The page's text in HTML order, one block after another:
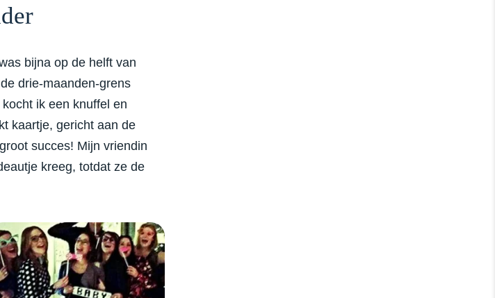
bijna op de helft van
drie-maanden-grens
ik een knuffel en
kaartje, gericht aan de
succes! Mijn vriendin
kreeg, totdat ze de